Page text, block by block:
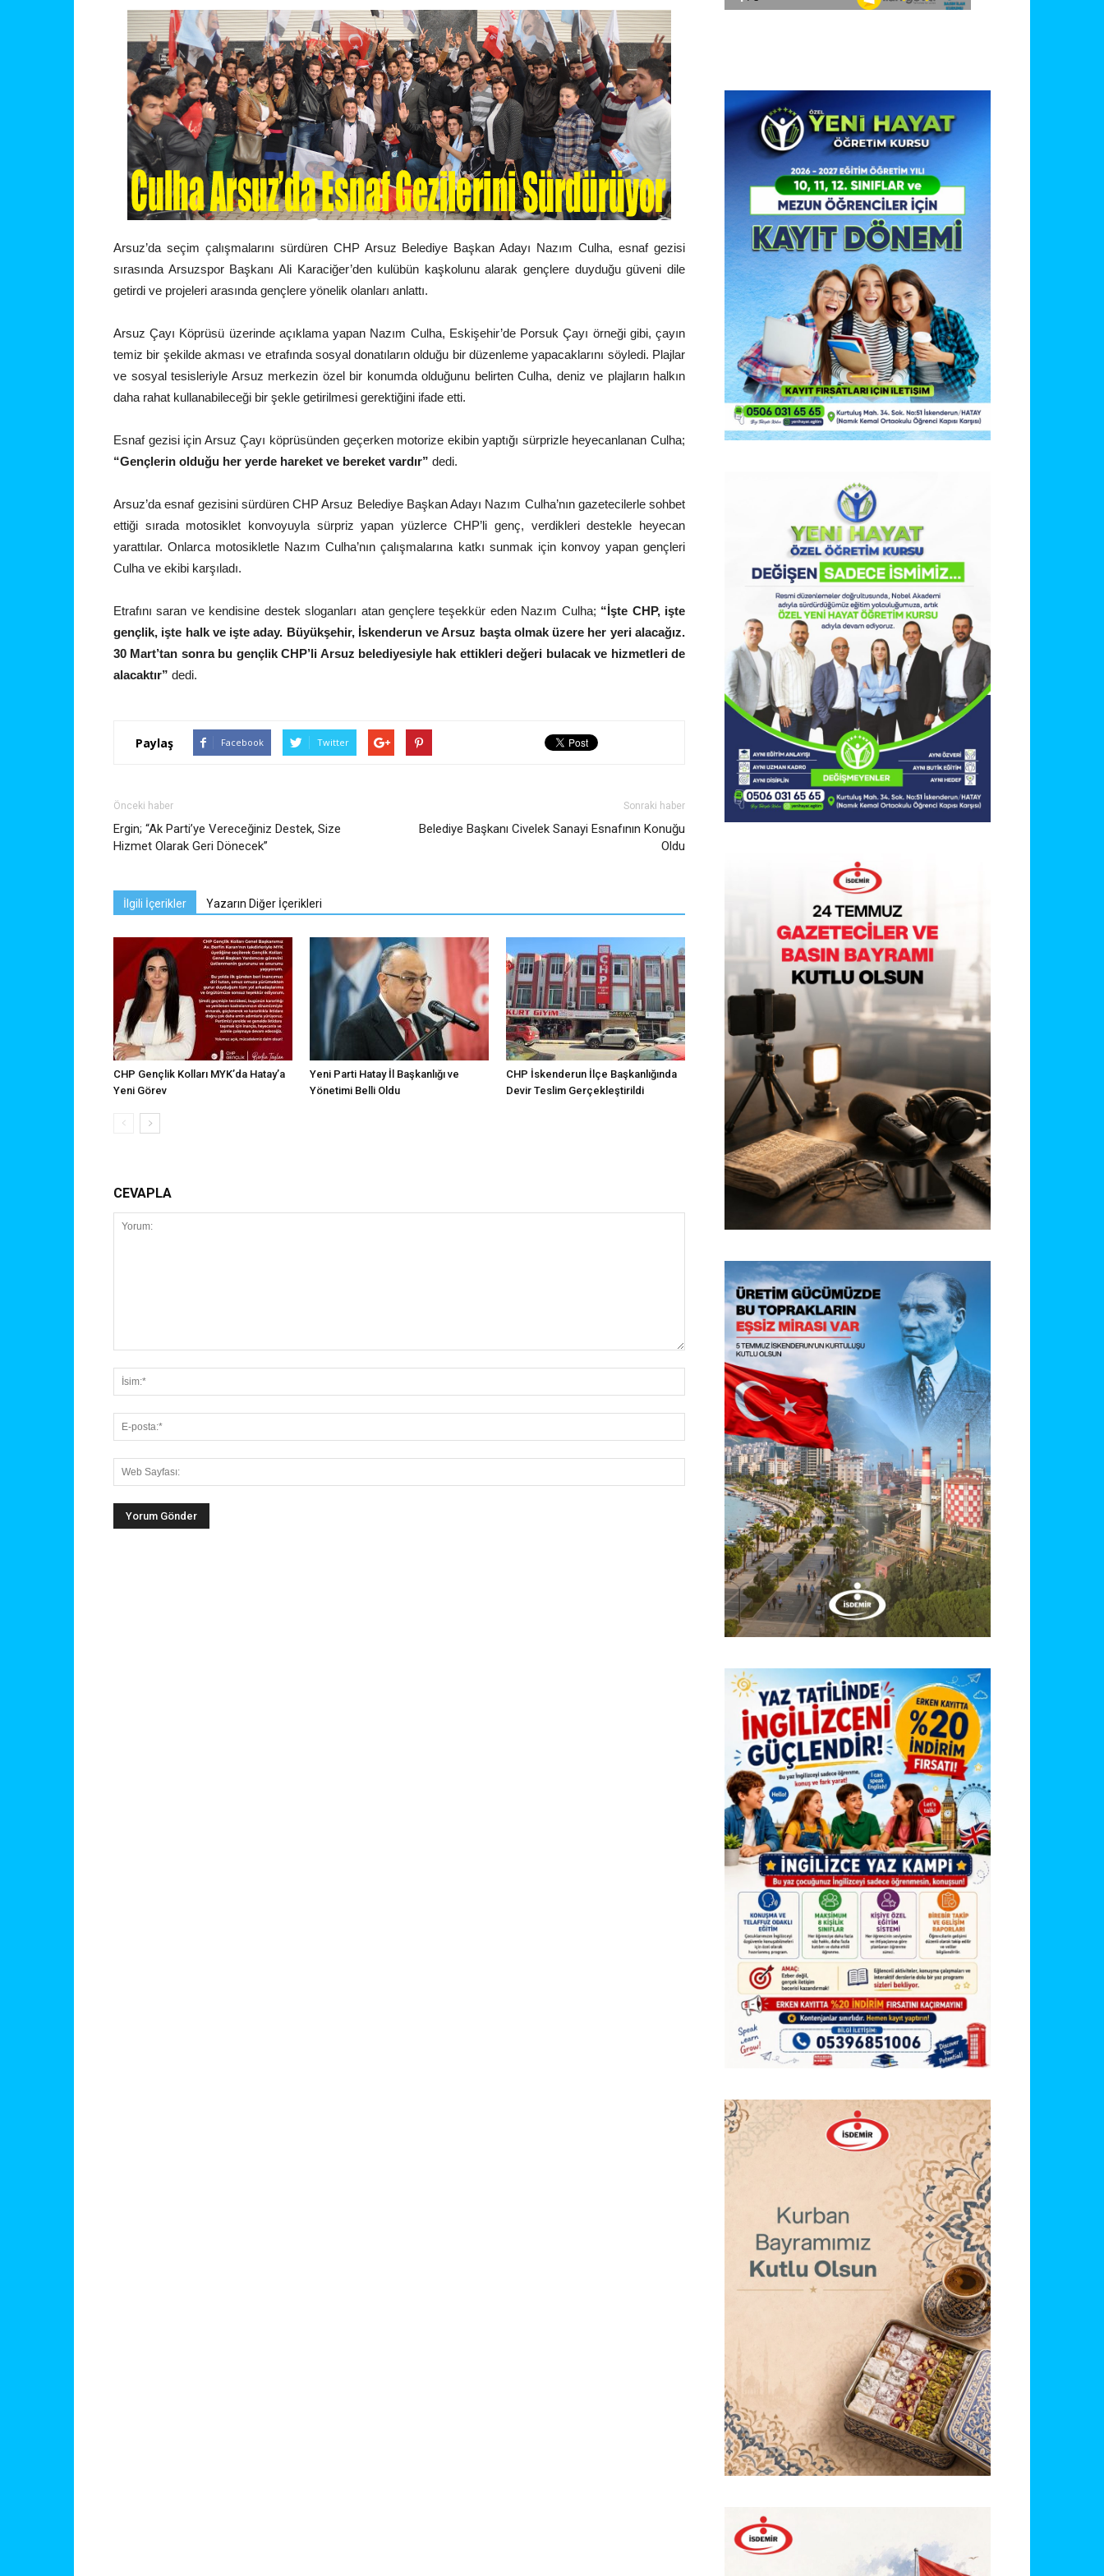
Arsuz’da seçim çalışmalarını sürdüren CHP Arsuz Belediye Başkan Adayı Nazım Culha, esnaf gezisi
sırasında Arsuzspor Başkanı Ali Karaciğer’den kulübün kaşkolunu alarak gençlere duyduğu güveni dile
getirdi ve projeleri arasında gençlere yönelik olanları anlattı.
Arsuz Çayı Köprüsü üzerinde açıklama yapan Nazım Culha, Eskişehir’de Porsuk Çayı örneği gibi, çayın
temiz bir şekilde akması ve etrafında sosyal donatıların olduğu bir düzenleme yapacaklarını söyledi. Plajlar
ve sosyal tesisleriyle Arsuz merkezin özel bir konumda olduğunu belirten Culha, deniz ve plajların halkın
daha rahat kullanabileceği bir şekle getirilmesi gerektiğini ifade etti.
Esnaf gezisi için Arsuz Çayı köprüsünden geçerken motorize ekibin yaptığı sürprizle heyecanlanan Culha;
“Gençlerin olduğu her yerde hareket ve bereket vardır” dedi.
Arsuz’da esnaf gezisini sürdüren CHP Arsuz Belediye Başkan Adayı Nazım Culha’nın gazetecilerle sohbet
ettiği sırada motosiklet konvoyuyla sürpriz yapan yüzlerce CHP’li genç, verdikleri destekle heyecan
yarattılar. Onlarca motosikletle Nazım Culha’nın çalışmalarına katkı sunmak için konvoy yapan gençleri
Culha ve ekibi karşıladı.
Etrafını saran ve kendisine destek sloganları atan gençlere teşekkür eden Nazım Culha; “İşte CHP, işte
gençlik, işte halk ve işte aday. Büyükşehir, İskenderun ve Arsuz başta olmak üzere her yeri alacağız.
30 Mart’tan sonra bu gençlik CHP’li Arsuz belediyesiyle hak ettikleri değeri bulacak ve hizmetleri de
alacaktır” dedi.
Paylaş Facebook Twitter
Önceki haber
Ergin; “Ak Parti’ye Vereceğiniz Destek, Size
Hizmet Olarak Geri Dönecek”
Sonraki haber
Belediye Başkanı Civelek Sanayi Esnafının Konuğu
Oldu
İlgili İçerikler Yazarın Diğer İçerikleri
CHP Gençlik Kolları MYK’da Hatay’a
Yeni Görev
Yeni Parti Hatay İl Başkanlığı ve
Yönetimi Belli Oldu
CHP İskenderun İlçe Başkanlığında
Devir Teslim Gerçekleştirildi
CEVAPLA